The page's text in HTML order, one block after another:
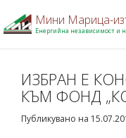
Мини Марица-
Енергийна независимост и
ИЗБРАН Е
КЪМ ФОНД
Публикувано на
Начало
За